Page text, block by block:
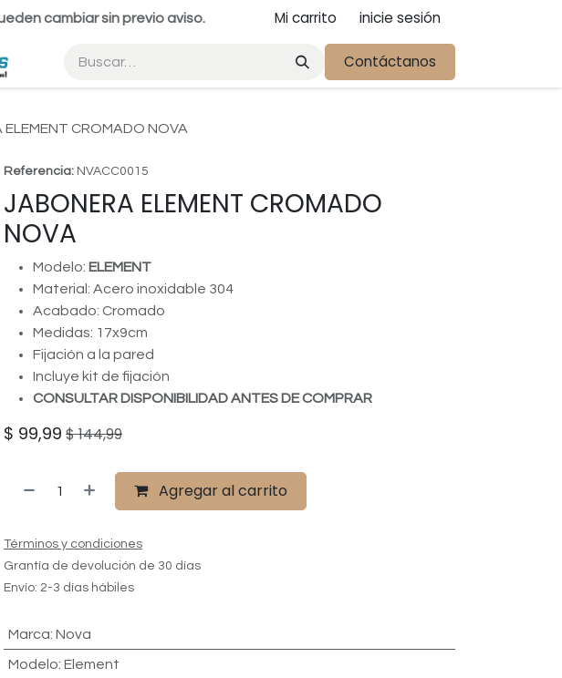
cambiar sin previo aviso. Mi carrito inicie sesión
Contáctanos
ELEMENT CROMADO NOVA
Referencia: NVACC0015
JABONERA ELEMENT CROMADO
NOVA
Modelo: ELEMENT
Material: Acero inoxidable 304
Acabado: Cromado
Medidas: 17x9cm
Fijación a la pared
Incluye kit de fijación
CONSULTAR DISPONIBILIDAD ANTES DE COMPRAR
$ 99,99 $144,99
Agregar al carrito
Términos y condiciones
Grantía de devolución de 30 días
Envío: 2-3 días hábiles
Marca: Nova
Modelo: Element